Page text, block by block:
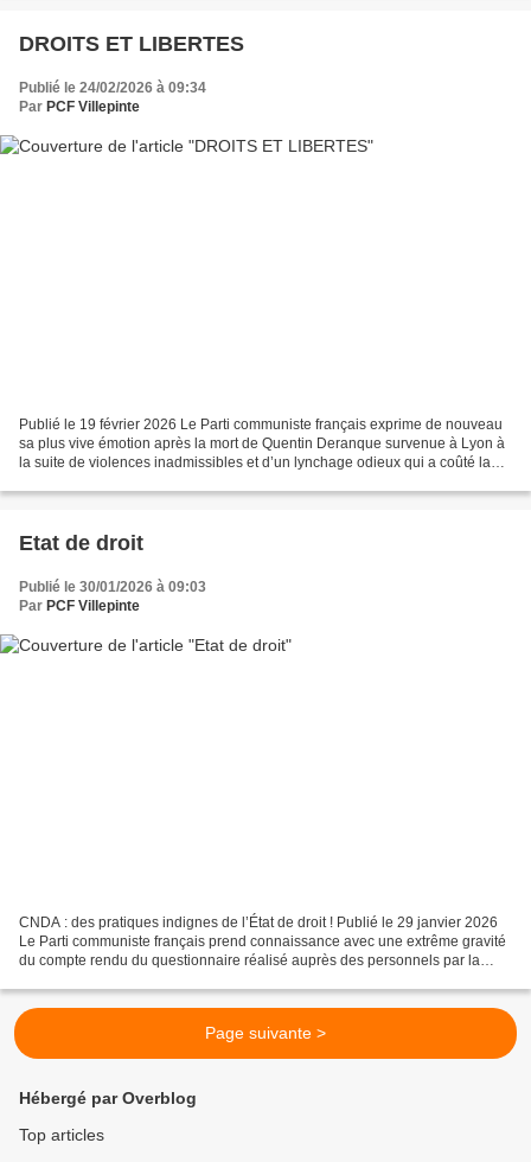
DROITS ET LIBERTES
Publié le 24/02/2026 à 09:34
Par PCF Villepinte
Publié le 19 février 2026 Le Parti communiste français exprime de nouveau
sa plus vive émotion après la mort de Quentin Deranque survenue à Lyon à
la suite de violences inadmissibles et d’un lynchage odieux qui a coûté la
Etat de droit
Publié le 30/01/2026 à 09:03
Par PCF Villepinte
CNDA : des pratiques indignes de l’État de droit ! Publié le 29 janvier 2026
Le Parti communiste français prend connaissance avec une extrême gravité
du compte rendu du questionnaire réalisé auprès des personnels par la
Page suivante >
Hébergé par Overblog
Top articles